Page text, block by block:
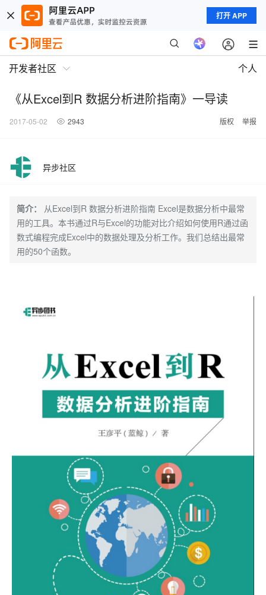
打开 APP
开发者社区 个人
《从Excel到R 数据分析进阶指南》一导读
2017-05-02 2943 版权 举报
异步社区
简介：
从Excel到R 数据分析进阶指南 Excel是数据分析中最常
用的工具。本书通过R与Excel的功能对比介绍如何使用R通过函
数式编程完成Excel中的数据处理及分析工作。我们总结出最常
用的50个函数。